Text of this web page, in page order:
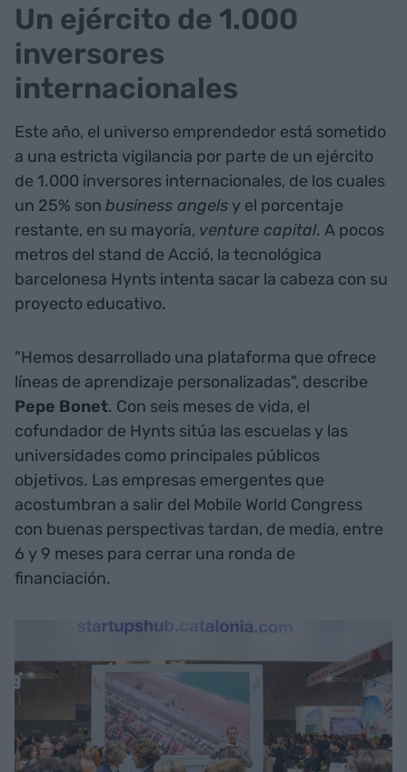
Un ejército de 1.000
inversores
internacionales
Este año, el universo emprendedor está sometido
a una estricta vigilancia por parte de un ejército
de 1.000 inversores internacionales, de los cuales
un 25% son business angels y el porcentaje
restante, en su mayoría, venture capital. A pocos
metros del stand de Acció, la tecnológica
barcelonesa Hynts intenta sacar la cabeza con su
proyecto educativo.
"Hemos desarrollado una plataforma que ofrece
líneas de aprendizaje personalizadas", describe
Pepe Bonet. Con seis meses de vida, el
cofundador de Hynts sitúa las escuelas y las
universidades como principales públicos
objetivos. Las empresas emergentes que
acostumbran a salir del Mobile World Congress
con buenas perspectivas tardan, de media, entre
6 y 9 meses para cerrar una ronda de
financiación.